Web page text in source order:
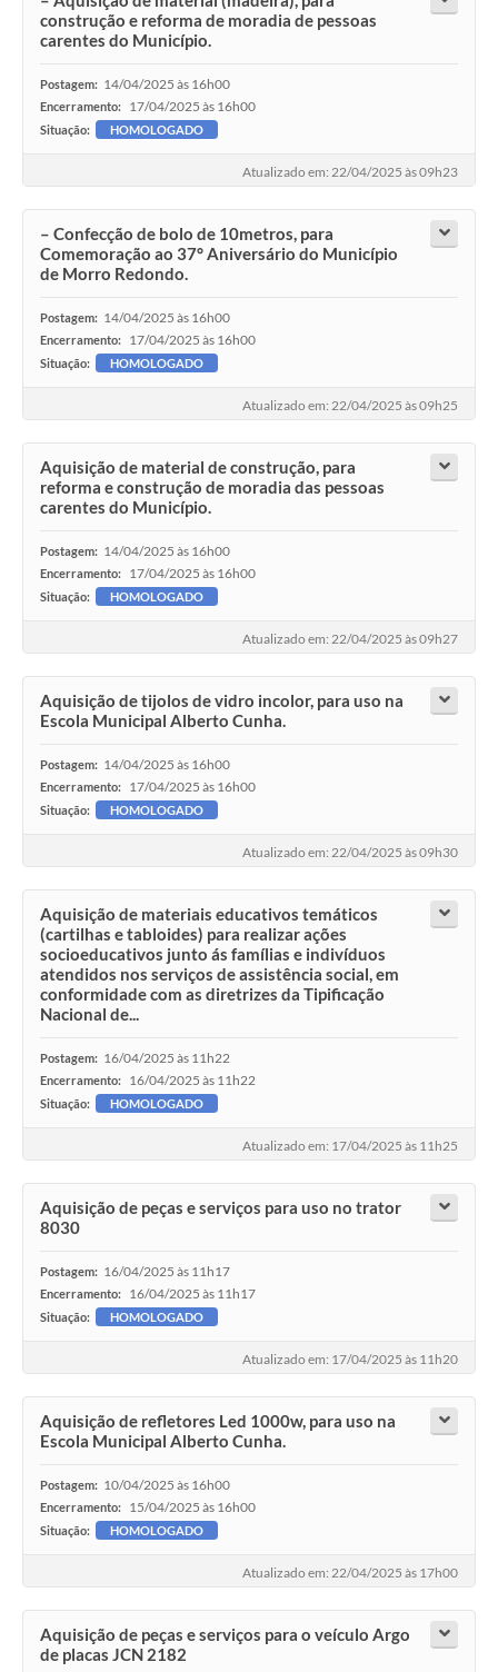
R.H
SIC
construção e reforma de moradia de pessoas
carentes do Município.
Postagem: 14/04/2025 às 16h00
Encerramento: 17/04/2025 às 16h00
Situação: HOMOLOGADO
Atualizado em: 22/04/2025 às 09h23
– Confecção de bolo de 10metros, para
Comemoração ao 37° Aniversário do Município
de Morro Redondo.
Postagem: 14/04/2025 às 16h00
Encerramento: 17/04/2025 às 16h00
Situação: HOMOLOGADO
Atualizado em: 22/04/2025 às 09h25
Aquisição de material de construção, para
reforma e construção de moradia das pessoas
carentes do Município.
Postagem: 14/04/2025 às 16h00
Encerramento: 17/04/2025 às 16h00
Situação: HOMOLOGADO
Atualizado em: 22/04/2025 às 09h27
Aquisição de tijolos de vidro incolor, para uso na
Escola Municipal Alberto Cunha.
Postagem: 14/04/2025 às 16h00
Encerramento: 17/04/2025 às 16h00
Situação: HOMOLOGADO
Atualizado em: 22/04/2025 às 09h30
Aquisição de materiais educativos temáticos
(cartilhas e tabloides) para realizar ações
socioeducativos junto ás famílias e indivíduos
atendidos nos serviços de assistência social, em
conformidade com as diretrizes da Tipificação
Nacional de...
Postagem: 16/04/2025 às 11h22
Encerramento: 16/04/2025 às 11h22
Situação: HOMOLOGADO
Atualizado em: 17/04/2025 às 11h25
Aquisição de peças e serviços para uso no trator
8030
Postagem: 16/04/2025 às 11h17
Encerramento: 16/04/2025 às 11h17
Situação: HOMOLOGADO
Atualizado em: 17/04/2025 às 11h20
Aquisição de refletores Led 1000w, para uso na
Escola Municipal Alberto Cunha.
Postagem: 10/04/2025 às 16h00
Encerramento: 15/04/2025 às 16h00
Situação: HOMOLOGADO
Atualizado em: 22/04/2025 às 17h00
Aquisição de peças e serviços para o veículo Argo
de placas JCN 2182